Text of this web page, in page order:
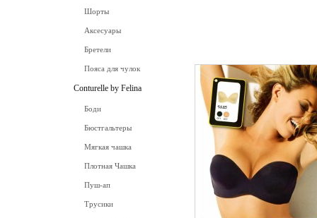
Шорты
Аксесуары
Бретели
Пояса для чулок
Conturelle by Felina
Боди
Бюстгальтеры
Мягкая чашка
Плотная Чашка
Пуш-ап
Трусики